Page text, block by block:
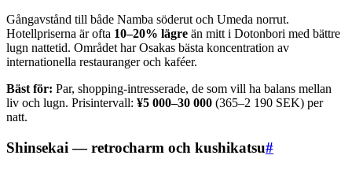
Gångavstånd till både Namba söderut och Umeda norrut.
Hotellpriserna är ofta 10–20% lägre än mitt i Dotonbori med bättre
lugn nattetid. Området har Osakas bästa koncentration av
internationella restauranger och kaféer.
Bäst för: Par, shopping-intresserade, de som vill ha balans mellan
liv och lugn. Prisintervall: ¥5 000–30 000 (365–2 190 SEK) per
natt.
Shinsekai — retrocharm och kushikatsu#